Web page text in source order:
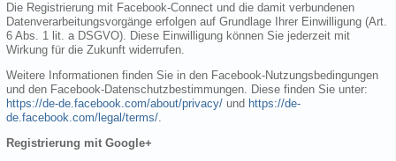
Die Registrierung mit Facebook-Connect und die damit verbundenen
Datenverarbeitungsvorgänge erfolgen auf Grundlage Ihrer Einwilligung (Art.
6 Abs. 1 lit. a DSGVO). Diese Einwilligung können Sie jederzeit mit
Wirkung für die Zukunft widerrufen.
Weitere Informationen finden Sie in den Facebook-Nutzungsbedingungen
und den Facebook-Datenschutzbestimmungen. Diese finden Sie unter:
https://de-de.facebook.com/about/privacy/ und https://de-
de.facebook.com/legal/terms/.
Registrierung mit Google+